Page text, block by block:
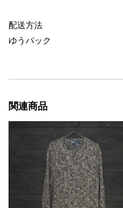
配送方法
ゆうパック
関連商品